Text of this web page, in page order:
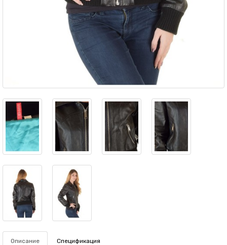
Описание Спецификация